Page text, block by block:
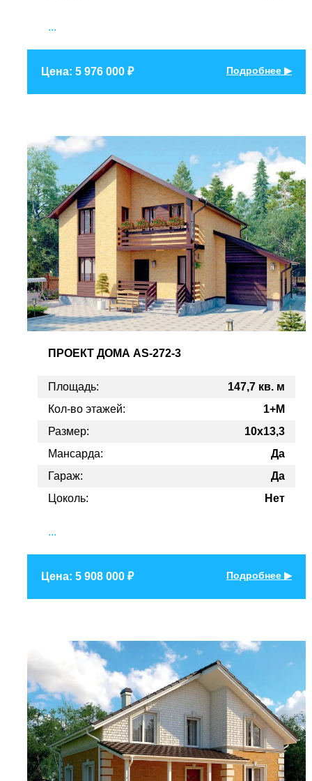
...
Цена: 5 976 000 ₽ Подробнее ▶
ПРОЕКТ ДОМА AS-272-3
Площадь:
147,7 кв. м
Кол-во этажей:
1+M
Размер:
10x13,3
Мансарда:
Да
Гараж:
Да
Цоколь:
Нет
...
Цена: 5 908 000 ₽ Подробнее ▶